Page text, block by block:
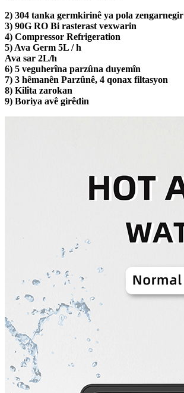
2) 304 tanka germkirinê ya pola zengarnegir
3) 90G RO Bi rasterast vexwarin
4) Compressor Refrigeration
5) Ava Germ 5L / h
Ava sar 2L/h
6) 5 veguherîna parzûna duyemîn
7) 3 hêmanên Parzûnê, 4 qonax filtasyon
8) Kilîta zarokan
9) Boriya avê girêdin